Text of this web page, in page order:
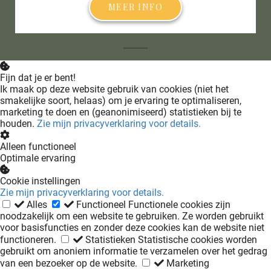
MEER INFO
Fijn dat je er bent!
Ik maak op deze website gebruik van cookies (niet het
smakelijke soort, helaas) om je ervaring te optimaliseren,
marketing te doen en (geanonimiseerd) statistieken bij te
houden. Zie mijn privacyverklaring voor details.
Alleen functioneel
Optimale ervaring
Cookie instellingen
Zie mijn privacyverklaring voor details.
Alles
Functioneel Functionele cookies zijn
noodzakelijk om een website te gebruiken. Ze worden gebruikt
voor basisfuncties en zonder deze cookies kan de website niet
functioneren.
Statistieken Statistische cookies worden
gebruikt om anoniem informatie te verzamelen over het gedrag
van een bezoeker op de website.
Marketing